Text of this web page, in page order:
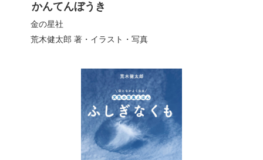
かんてんぼうき
金の星社
荒木健太郎 著・イラスト・写真